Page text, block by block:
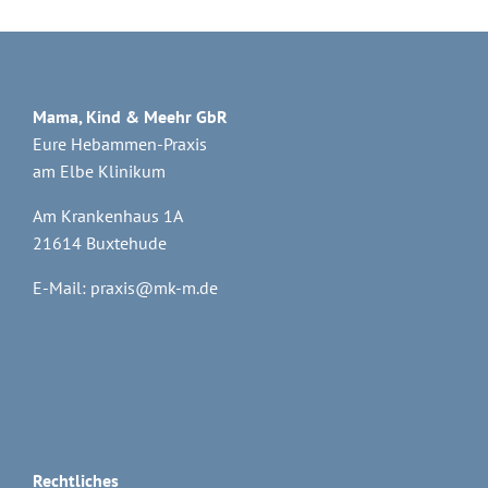
Mama, Kind & Meehr GbR
Eure Hebammen-Praxis
am Elbe Klinikum
Am Krankenhaus 1A
21614 Buxtehude
E-Mail: praxis@mk-m.de
Rechtliches